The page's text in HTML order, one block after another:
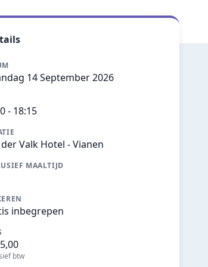
14 September 2026
- 18:15
Valk Hotel - Vianen
MAALTIJD
inbegrepen
btw